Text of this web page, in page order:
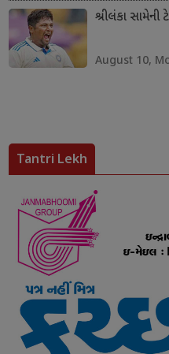
શ્રીલંકા સામેની
August 10,
Tantri Lekh